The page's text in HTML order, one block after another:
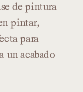
de pintura
pintar,
para
unacabado